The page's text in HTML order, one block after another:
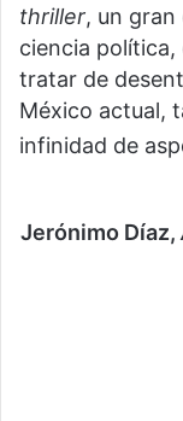
thriller, un
ciencia
tratar de
México actual,
infinidad de
Jerónimo Díaz,